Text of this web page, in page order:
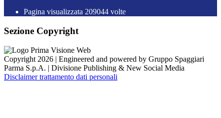
Pagina visualizzata 209044 volte
Sezione Copyright
Copyright 2026 | Engineered and powered by Gruppo Spaggiari
Parma S.p.A. | Divisione Publishing & New Social Media
Disclaimer trattamento dati personali